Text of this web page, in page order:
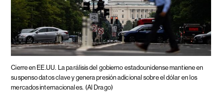
Cierre en EE.UU.
La parálisis del gobierno estadounidense mantiene en
suspenso datos clave y genera presión adicional sobre el dólar en los
mercados internacionales. (Al Drago)